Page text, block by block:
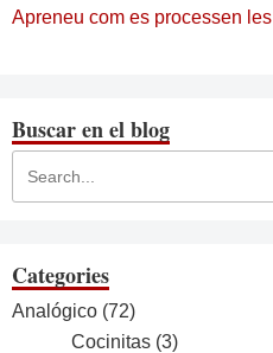
Apreneu com es processen
Buscar en el blog
Categories
Analógico (72)
Cocinitas (3)